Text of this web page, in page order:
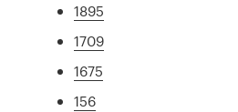
1895
1709
1675
156